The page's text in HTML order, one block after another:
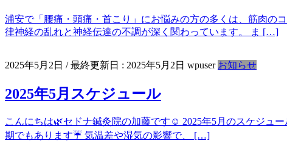
浦安で「腰痛・頭痛・首こり」にお悩みの方の多くは、筋肉の
律神経の乱れと神経伝達の不調が深く関わっています。 ま […]
2025年5月2日 / 最終更新日 : 2025年5月2日 wpuser お知らせ
2025年5月スケジュール
こんにちは🌿セドナ鍼灸院の加藤です☺️ 2025年5月のスケジュ
期でもあります☔️ 気温差や湿気の影響で、 […]